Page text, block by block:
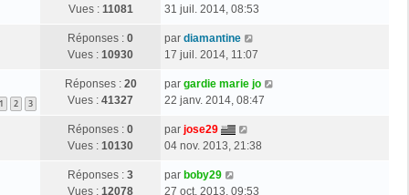
Vues : 11081
31 juil. 2014, 08:53
Réponses : 0
Vues : 10930
par diamantine
17 juil. 2014, 11:07
1 2 3
Réponses : 20
Vues : 41327
par gardie marie jo
22 janv. 2014, 08:47
Réponses : 0
Vues : 10130
par jose29
04 nov. 2013, 21:38
Réponses : 3
Vues : 12078
par boby29
27 oct. 2013, 09:53